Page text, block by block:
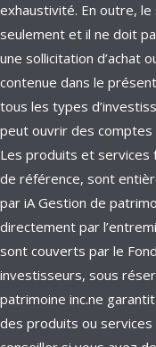
exhaustivité. En outre,
seulement et il ne doit
une sollicitation d’achat
contenue dans le
tous les types
peut ouvrir des comptes
Les produits et services
de référence, sont
par iA Gestion de
directement par
sont couverts par le
investisseurs, sous
patrimoine inc.ne
des produits ou